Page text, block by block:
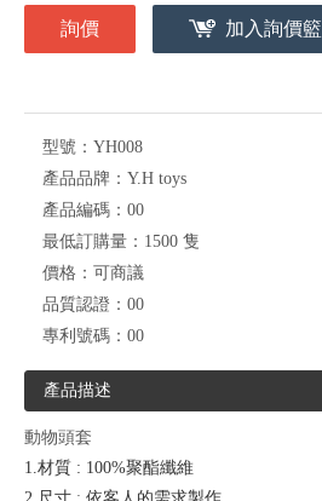
詢價 加入詢價籃
型號： YH008
產品品牌： Y.H toys
產品編碼： 00
最低訂購量： 1500 隻
價格： 可商議
品質認證： 00
專利號碼： 00
產品描述
動物頭套
1.材質 : 100%聚酯纖維